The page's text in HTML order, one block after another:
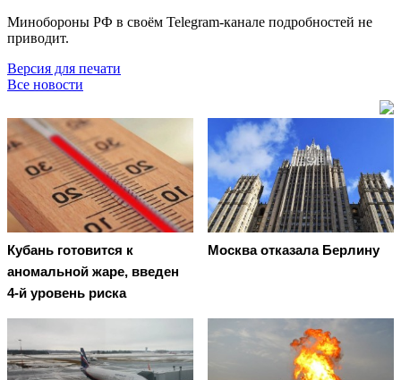
Минобороны РФ в своём Telegram-канале подробностей не
приводит.
Версия для печати
Все новости
Кубань готовится к
аномальной жаре, введен
4-й уровень риска
Москва отказала Берлину